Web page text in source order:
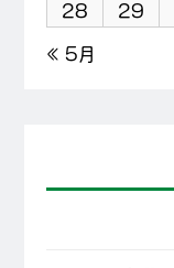
28
29
« 5月